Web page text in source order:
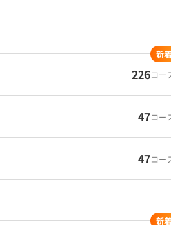
226コー
新
47コー
47コー
新